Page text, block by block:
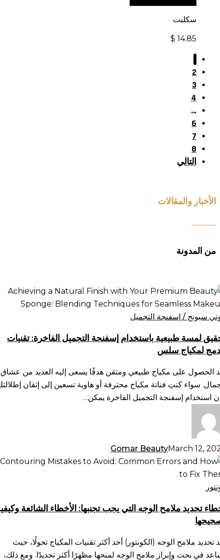
سكلبت
$ 14.85
2
3
4
…
6
7
8
التالي
الأخبار والمقالات
من المدونة
سبونج / إسفنجة التجميل
لمسة طبيعية باستخدام إسفنجة التجميل الفاخرة: تقنيات
لمكياج سلس
الحصول على مكياج طبيعي ومتقن هدفًا يسعى إليه العديد من عشاق
سواء كنتِ فنانة مكياج محترفة أو هاوية تسعين إلى إتقان
استخدام إسفنجة التجميل الفاخرة يمكن…
Gomar BeautyMarch 12,
تحديد ملامح الوجه التي يجب تجنبها: الأخطاء الشائعة
تحديد ملامح الوجه (الكونتور) أحد أكثر تقنيات المكياج تحولًا، حيث
في نحت وإبراز ملامح الوجه لمنحها مظهرًا أكثر تحديدًا. ومع ذلك،